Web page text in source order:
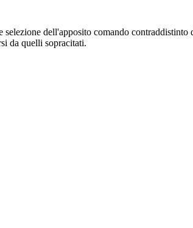
dell'apposito comando
da quelli sopracitati.